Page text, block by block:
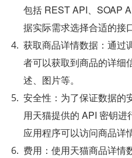
包括 REST API、SOAP
据实际需求选择合适的接口
获取商品详情数据：通过
者可以获取到商品的详细
述、图片等。
安全性：为了保证数据的
用天猫提供的 API 密钥
应用程序可以访问商品详
费用：使用天猫商品详情